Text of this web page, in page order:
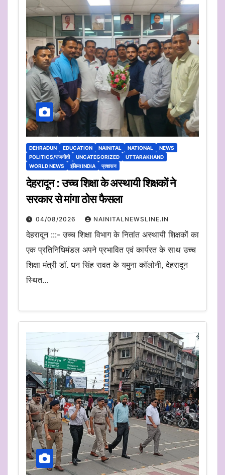
DEHRADUN EDUCATION NAINITAL NATIONAL
NEWS
POLITICS/राजनीती
UNCATEGORIZED
UTTARAKHAND
WORLD NEWS
इंडिया INDIA प्रशासन
देहरादून : उच्च शिक्षा के अस्थायी शिक्षकों ने
सरकार से मांगा ठोस फैसला
04/08/2026 NAINITALNEWSLINE.IN
देहरादून :::- उच्च शिक्षा विभाग के नितांत अस्थायी शिक्षकों का
एक प्रतिनिधिमंडल अपने प्रभावित एवं कार्यरत के साथ उच्च
शिक्षा मंत्री डॉ. धन सिंह रावत के यमुना कॉलोनी, देहरादून
स्थित…